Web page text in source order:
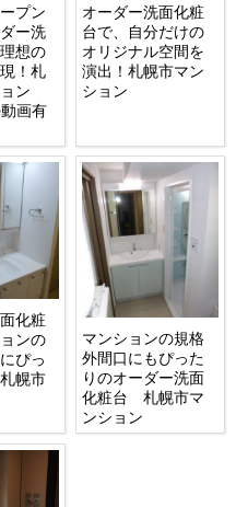
プン
ー洗
想の
！札
ョン
画有
オーダー洗面化粧
台で、自分だけの
オリジナル空間を
演出！札幌市マン
ション
化粧
ンの
ぴっ
幌市
マンションの規格
外間口にもぴった
りのオーダー洗面
化粧台 札幌市マ
ンション